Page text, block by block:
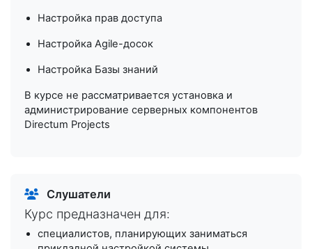
Настройка прав доступа
Настройка Agile-досок
Настройка Базы знаний
В курсе не рассматривается установка и
администрирование серверных компонентов
Directum Projects
Слушатели
Курс предназначен для:
специалистов, планирующих заниматься